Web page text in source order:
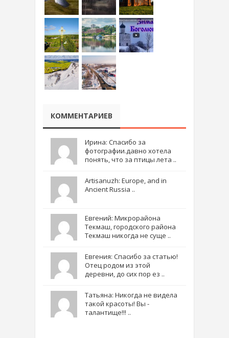
КОММЕНТАРИЕВ
Ирина: Спасибо за
фотографии.давно хотела
понять, что за птицы лета ..
Artisanuzh: Europe, and in
Ancient Russia ..
Евгений: Микрорайона
Текмаш, городского района
Текмаш никогда не суще ..
Евгения: Спасибо за статью!
Отец родом из этой
деревни, до сих пор ез ..
Татьяна: Никогда не видела
такой красоты! Вы -
талантище!!! ..